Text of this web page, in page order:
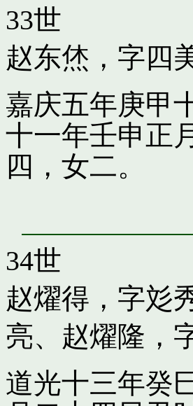
33世
赵东烋，字四
嘉庆五年庚甲
十一年壬申正
四，女二。
34世
赵燿得，字彣
亮、 赵燿隆，
道光十三年癸